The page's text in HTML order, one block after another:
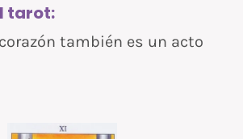
tarot:
también es un acto